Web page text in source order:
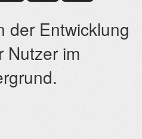
der Entwicklung
Nutzer im